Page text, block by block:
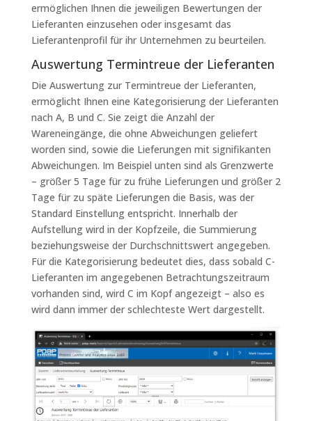
ermöglichen Ihnen die jeweiligen Bewertungen der
Lieferanten einzusehen oder insgesamt das
Lieferantenprofil für ihr Unternehmen zu beurteilen.
Auswertung Termintreue der Lieferanten
Die Auswertung zur Termintreue der Lieferanten,
ermöglicht Ihnen eine Kategorisierung der Lieferanten
nach A, B und C. Sie zeigt die Anzahl der
Wareneingänge, die ohne Abweichungen geliefert
worden sind, sowie die Lieferungen mit signifikanten
Abweichungen. Im Beispiel unten sind als Grenzwerte
– größer 5 Tage für zu frühe Lieferungen und größer 2
Tage für zu späte Lieferungen die Basis, was der
Standard Einstellung entspricht. Innerhalb der
Aufstellung wird in der Kopfzeile, die Summierung
beziehungsweise der Durchschnittswert angegeben.
Für die Kategorisierung bedeutet dies, dass sobald C-
Lieferanten im angegebenen Betrachtungszeitraum
vorhanden sind, wird C im Kopf angezeigt – also es
wird dann immer der schlechteste Wert dargestellt.